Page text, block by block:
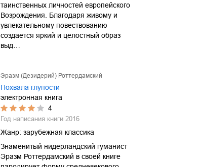
таинственных личностей европейского
Возрождения. Благодаря живому и
увлекательному повествованию
создается яркий и целостный образ
выд…
Эразм (Дезидерий) Роттердамский
Похвала глупости
электронная книга
4
Год написания книги 2016
Жанр: зарубежная классика
Знаменитый нидерландский гуманист
Эразм Роттердамский в своей книге